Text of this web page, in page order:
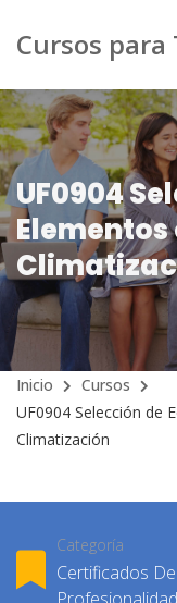
Cursos
UF0904
Inicio
Cursos
UF0904 Selección de
Climatización
Categoría
Certificados De